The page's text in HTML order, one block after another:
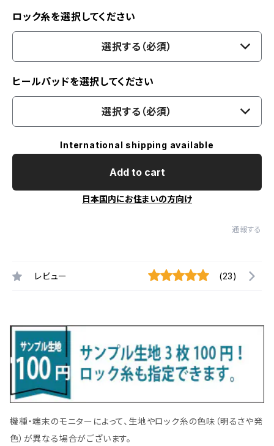
ロック糸を選択してください
選択する（必須）
ヒールパッドを選択してください
選択する（必須）
International shipping available
Add to cart
日本国内にお住まいの方向け
通報する
レビュー (23)
機種・端末のモニターによって、生地やロック糸の色味（明るさや発
色）が異なる場合がございます。